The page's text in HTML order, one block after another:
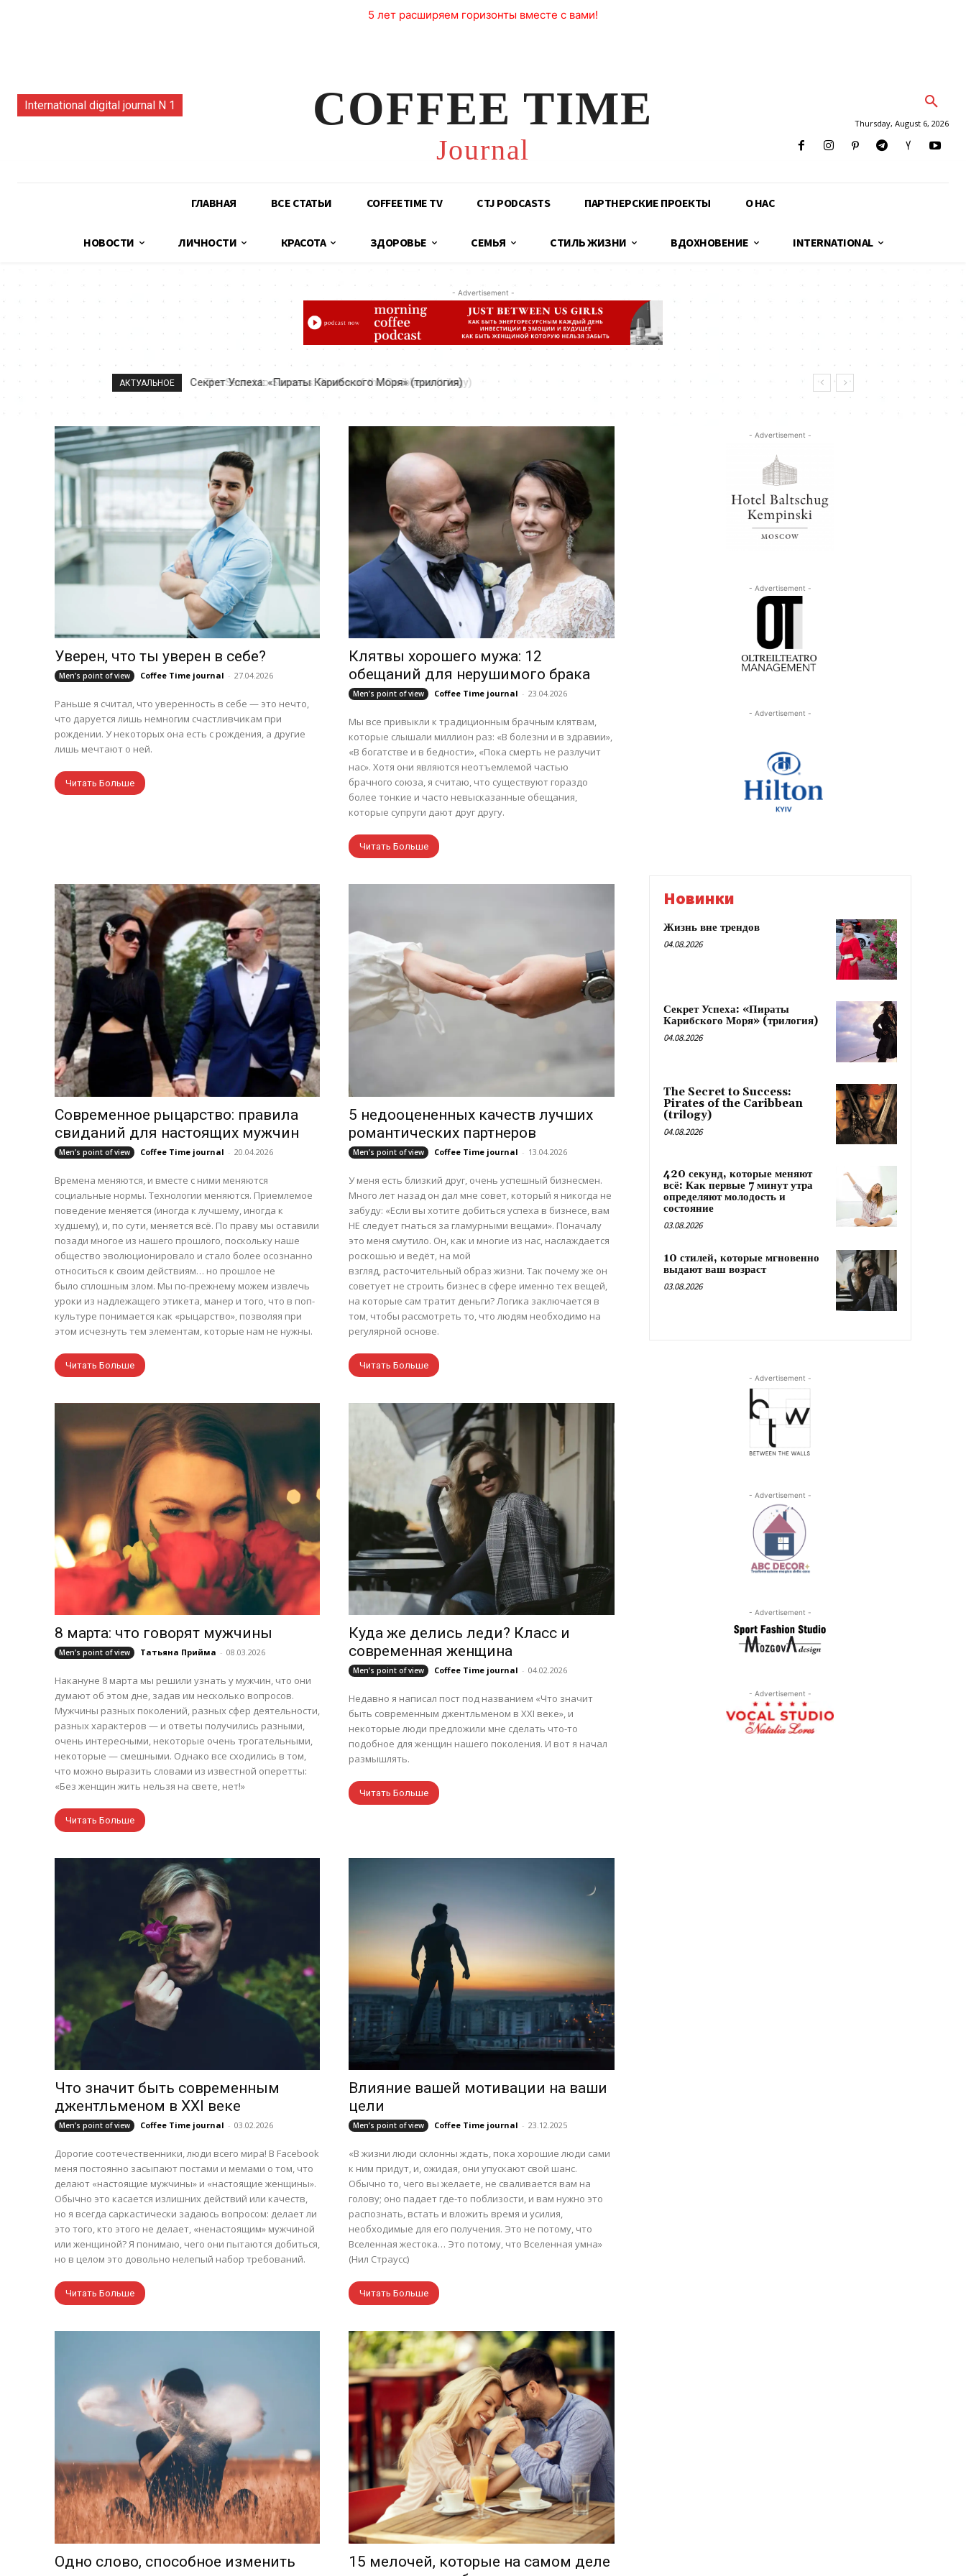
5 лет расширяем горизонты вместе с вами!
International digital journal N 1 COFFEE TIME
Journal
Thursday, August 6, 2026
ГЛАВНАЯ ВСЕ СТАТЬИ COFFEETIME TV CTJ PODCASTS ПАРТНЕРСКИЕ ПРОЕКТЫ О НАС
НОВОСТИ ЛИЧНОСТИ КРАСОТА ЗДОРОВЬЕ СЕМЬЯ СТИЛЬ ЖИЗНИ ВДОХНОВЕНИЕ INTERNATIONAL
- Advertisement -
АКТУАЛЬНОЕ The Secret to Success: Pirates of the Caribbean (trilogy)
Уверен, что ты уверен в себе?
Men’s point of view Coffee Time journal - 27.04.2026
Раньше я считал, что уверенность в себе — это нечто,
что даруется лишь немногим счастливчикам при
рождении. У некоторых она есть с рождения, а другие
лишь мечтают о ней.
Читать Больше
Клятвы хорошего мужа: 12
обещаний для нерушимого брака
Men’s point of view Coffee Time journal - 23.04.2026
Мы все привыкли к традиционным брачным клятвам,
которые слышали миллион раз: «В болезни и в здравии»,
«В богатстве и в бедности», «Пока смерть не разлучит
нас». Хотя они являются неотъемлемой частью
брачного союза, я считаю, что существуют гораздо
более тонкие и часто невысказанные обещания,
которые супруги дают друг другу.
Читать Больше
Современное рыцарство: правила
свиданий для настоящих мужчин
Men’s point of view Coffee Time journal - 20.04.2026
Времена меняются, и вместе с ними меняются
социальные нормы. Технологии меняются. Приемлемое
поведение меняется (иногда к лучшему, иногда к
худшему), и, по сути, меняется всё. По праву мы оставили
позади многое из нашего прошлого, поскольку наше
общество эволюционировало и стало более осознанно
относиться к своим действиям… но прошлое не
было сплошным злом. Мы по-прежнему можем извлечь
уроки из надлежащего этикета, манер и того, что в поп-
культуре понимается как «рыцарство», позволяя при
этом исчезнуть тем элементам, которые нам не нужны.
Читать Больше
5 недооцененных качеств лучших
романтических партнеров
Men’s point of view Coffee Time journal - 13.04.2026
У меня есть близкий друг, очень успешный бизнесмен.
Много лет назад он дал мне совет, который я никогда не
забуду: «Если вы хотите добиться успеха в бизнесе, вам
НЕ следует гнаться за гламурными вещами». Поначалу
это меня смутило. Он, как и многие из нас, наслаждается
роскошью и ведёт, на мой
взгляд, расточительный образ жизни. Так почему же он
советует не строить бизнес в сфере именно тех вещей,
на которые сам тратит деньги? Логика заключается в
том, чтобы рассмотреть то, что людям необходимо на
регулярной основе.
Читать Больше
8 марта: что говорят мужчины
Men’s point of view Татьяна Прийма - 08.03.2026
Накануне 8 марта мы решили узнать у мужчин, что они
думают об этом дне, задав им несколько вопросов.
Мужчины разных поколений, разных сфер деятельности,
разных характеров — и ответы получились разными,
очень интересными, некоторые очень трогательными,
некоторые — смешными. Однако все сходились в том,
что можно выразить словами из известной оперетты:
«Без женщин жить нельзя на свете, нет!»
Читать Больше
Куда же делись леди? Класс и
современная женщина
Men’s point of view Coffee Time journal - 04.02.2026
Недавно я написал пост под названием «Что значит
быть современным джентльменом в XXI веке», и
некоторые люди предложили мне сделать что-то
подобное для женщин нашего поколения. И вот я начал
размышлять.
Читать Больше
Что значит быть современным
джентльменом в XXI веке
Men’s point of view Coffee Time journal - 03.02.2026
Дорогие соотечественники, люди всего мира! В Facebook
меня постоянно засыпают постами и мемами о том, что
делают «настоящие мужчины» и «настоящие женщины».
Обычно это касается излишних действий или качеств,
но я всегда саркастически задаюсь вопросом: делает ли
это того, кто этого не делает, «ненастоящим» мужчиной
или женщиной? Я понимаю, чего они пытаются добиться,
но в целом это довольно нелепый набор требований.
Читать Больше
Влияние вашей мотивации на ваши
цели
Men’s point of view Coffee Time journal - 23.12.2025
«В жизни люди склонны ждать, пока хорошие люди сами
к ним придут, и, ожидая, они упускают свой шанс.
Обычно то, чего вы желаете, не сваливается вам на
голову; оно падает где-то поблизости, и вам нужно это
распознать, встать и вложить время и усилия,
необходимые для его получения. Это не потому, что
Вселенная жестока… Это потому, что Вселенная умна»
(Нил Страусс)
Читать Больше
Одно слово, способное изменить
15 мелочей, которые на самом деле
- Advertisement -
- Advertisement -
- Advertisement -
Новинки
Жизнь вне трендов
04.08.2026
Секрет Успеха: «Пираты
Карибского Моря» (трилогия)
04.08.2026
The Secret to Success:
Pirates of the Caribbean
(trilogy)
04.08.2026
420 секунд, которые меняют
всё: Как первые 7 минут утра
определяют молодость и
состояние
03.08.2026
10 стилей, которые мгновенно
выдают ваш возраст
03.08.2026
- Advertisement -
- Advertisement -
- Advertisement -
- Advertisement -